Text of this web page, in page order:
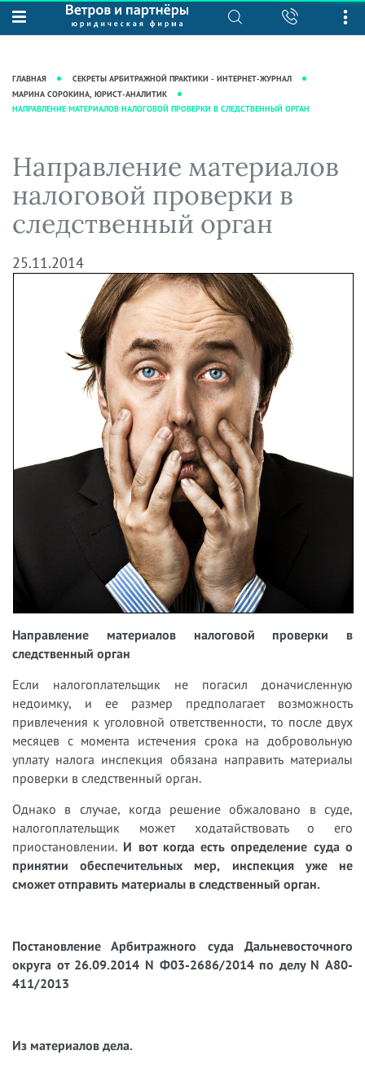
О нас
Рекомендации
фирмы
Кейсы
Вакансии
Юридические услуги
Интеллектуальная собственность
Сопровождение бизнеса
Ведение уголовных дел
Защита активов
База знаний
Журнал "Секреты арбитражной
практики"
Статьи
Аудиоподкасты
Видеоподкасты
Справочная
Вебинары и семинары
Прямые эфиры
ГЛАВНАЯ
СЕКРЕТЫ АРБИТРАЖНОЙ ПРАКТИКИ - ИНТЕРНЕТ-ЖУРНАЛ
МАРИНА СОРОКИНА, ЮРИСТ-АНАЛИТИК
НАПРАВЛЕНИЕ МАТЕРИАЛОВ НАЛОГОВОЙ ПРОВЕРКИ В СЛЕДСТВЕННЫЙ ОРГАН
Направление материалов
налоговой проверки в
следственный орган
25.11.2014
Направление материалов налоговой проверки в
следственный орган
Если налогоплательщик не погасил доначисленную
недоимку, и ее размер предполагает возможность
привлечения к уголовной ответственности, то после двух
месяцев с момента истечения срока на добровольную
уплату налога инспекция обязана направить материалы
проверки в следственный орган.
Однако в случае, когда решение обжаловано в суде,
налогоплательщик может ходатайствовать о его
приостановлении. И вот когда есть определение суда о
принятии обеспечительных мер, инспекция уже не
сможет отправить материалы в следственный орган.
Постановление Арбитражного суда Дальневосточного
округа от 26.09.2014 N Ф03-2686/2014 по делу N А80-
411/2013
Из материалов дела.